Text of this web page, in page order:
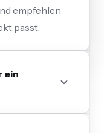
empfehlen
passt.
ein